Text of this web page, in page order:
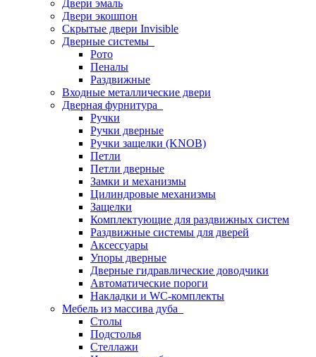
Двери эмаль
Двери экошпон
Скрытые двери Invisible
Дверные системы
Рото
Пеналы
Раздвижные
Входные металлические двери
Дверная фурнитура
Ручки
Ручки дверные
Ручки защелки (KNOB)
Петли
Петли дверные
Замки и механизмы
Цилиндровые механизмы
Защелки
Комплектующие для раздвижных систем
Раздвижные системы для дверей
Аксессуары
Упоры дверные
Дверные гидравлические доводчики
Автоматические пороги
Накладки и WC-комплекты
Мебель из массива дуба
Столы
Подстолья
Стеллажи